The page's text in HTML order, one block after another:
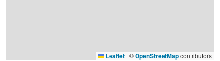
Leaflet | ©OpenStreetMapcontributors